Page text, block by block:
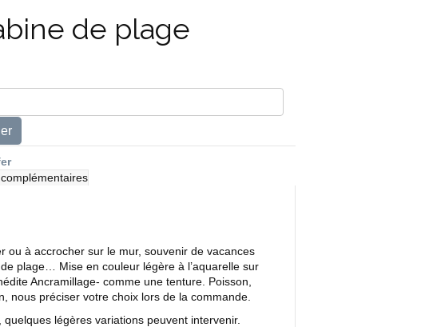
de plage
ou à accrocher sur le mur, souvenir de vacances
plage… Mise en couleur légère à l’aquarelle sur
Ancramillage- comme une tenture. Poisson,
nous préciser votre choix lors de la commande.
légères variations peuvent intervenir.